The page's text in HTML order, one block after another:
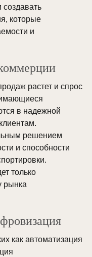
создавать
которые
и
растет и спрос
в надежной
решением
и способности
только
рынка
как автоматизация